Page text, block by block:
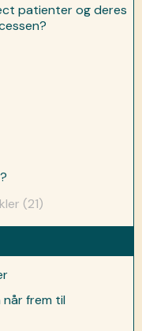
patienter og deres
(21)
frem til